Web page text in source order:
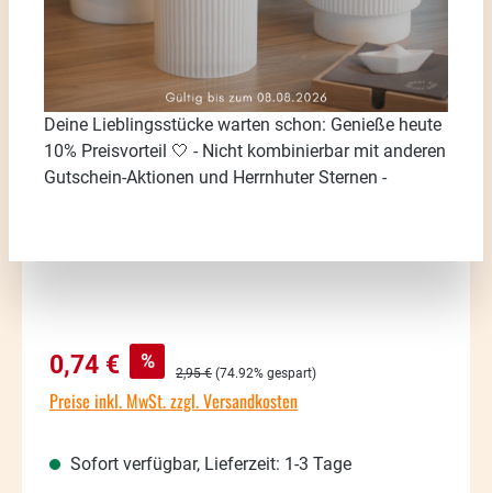
Bildergalerie überspringen
Verkaufspreis:
0,74 € % Regulärer Preis:
2,95 € (74.92% gespart)
Preise inkl. MwSt. zzgl. Versandkosten
Sofort verfügbar, Lieferzeit: 1-3 Tage
Deine Lieblingsstücke warten schon: Genieße heute
10% Preisvorteil 🤍 - Nicht kombinierbar mit anderen
Gutschein-Aktionen und Herrnhuter Sternen -